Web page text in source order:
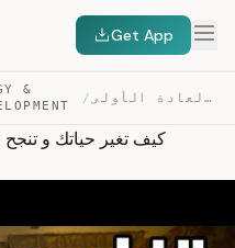
Get App
&
/ كيف تغير حياتك و تنجح في اصعب الظروف – العادة الأولى – … — TRANSCRIPT
كيف تغير حياتك و